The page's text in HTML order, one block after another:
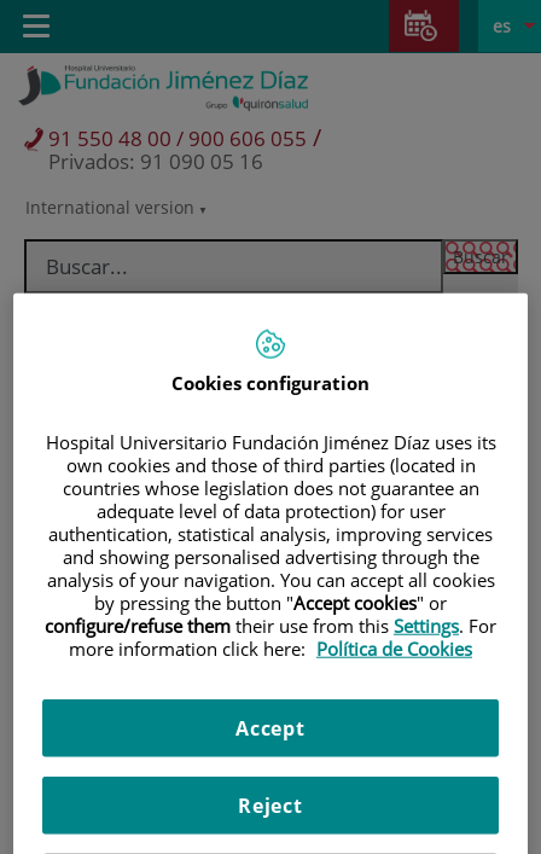
Saltar al contenido
Saltar
contenido
Selector
idioma
activo
es
International version
91 550 48 00 / 900 606 055 /
Privados: 91 090 05 16
Toggle
navigation
Pacientes y visitantes
Investigación
Cookies configuration
Hospital Universitario Fundación Jiménez Díaz uses its
own cookies and those of third parties (located in
countries whose legislation does not guarantee an
adequate level of data protection) for user
authentication, statistical analysis, improving services
and showing personalised advertising through the
analysis of your navigation. You can accept all cookies
by pressing the button "Accept cookies" or
configure/refuse them their use from this Settings. For
more information click here: Política de Cookies
Reject
Accept